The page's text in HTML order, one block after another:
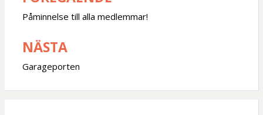
Påminnelse till alla medlemmar!
NÄSTA
Garageporten